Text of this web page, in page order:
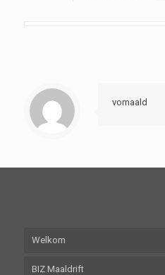
vomaald
Welkom
BIZ Maaldrift